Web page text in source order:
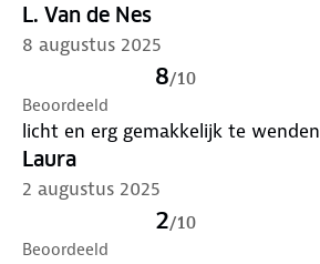
L. Van de Nes
8 augustus 2025
8/10
Beoordeeld
licht en erg gemakkelijk te wenden
Laura
2 augustus 2025
2/10
Beoordeeld